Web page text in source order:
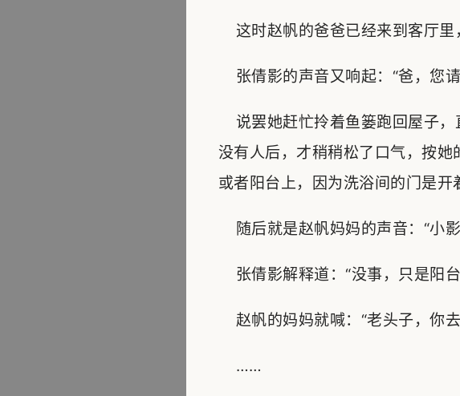
这时赵帆的爸爸已经来到客厅里
张倩影的声音又响起：“爸，您
说罢她赶忙拎着鱼篓跑回屋子，
没有人后，才稍稍松了口气，按
或者阳台上，因为洗浴间的门是开
随后就是赵帆妈妈的声音：“小
张倩影解释道：“没事，只是阳
赵帆的妈妈就喊：“老头子，你
……